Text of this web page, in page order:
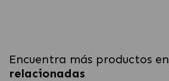
Encuentra más productos en
relacionadas